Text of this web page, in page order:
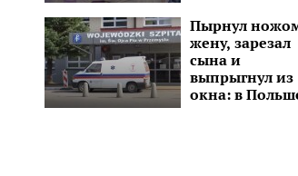
Пырнул
жену, зарезал
сына и
выпрыгнул из
окна: в